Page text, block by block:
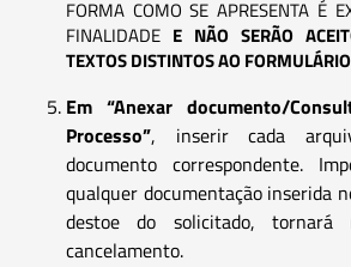
FORMA COMO SE APRESENTA É
FINALIDADE E NÃO SERÃO
TEXTOS DISTINTOS AO
Em “Anexar documento/
Processo”, inserir cada
documento correspondente.
qualquer documentação inserida
destoe do solicitado,
cancelamento.